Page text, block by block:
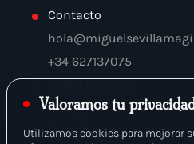
Valoramos tu
Utilizamos cookies para mejorar
Contacto
+34 627137075
Redes Sociales
Instagram
Youtube